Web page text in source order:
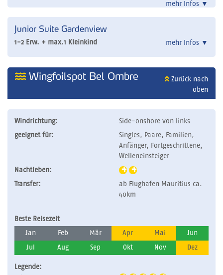
mehr Infos ▼
Junior Suite Gardenview
1-2 Erw. + max.1 Kleinkind mehr Infos ▼
Wingfoilspot Bel Ombre
Zurück nach
oben
Windrichtung:
Side-onshore von links
geeignet für:
Singles, Paare, Familien,
Anfänger, Fortgeschrittene,
Welleneinsteiger
Nachtleben:
Transfer:
ab Flughafen Mauritius ca.
40km
Beste Reisezeit
Jan Feb Mär Apr Mai Jun
Jul Aug Sep Okt Nov Dez
Legende: